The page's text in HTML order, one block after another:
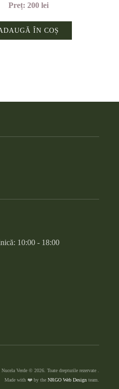
200 lei
ÎN COȘ
10:00 - 18:00
Verde © 2026 . Toate drepturile rezervate .
Made with ❤️ by the NRGO Web Design team.